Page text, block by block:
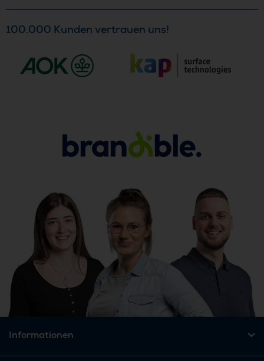
100.000 Kunden vertrauen uns!
Informationen